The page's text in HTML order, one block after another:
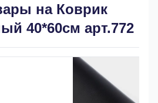
на Коврик
40*60см арт.772